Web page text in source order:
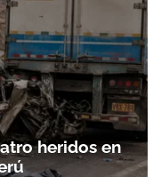
heridos en